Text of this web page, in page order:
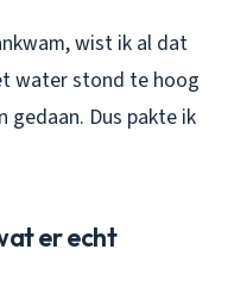
wist ik al dat
water stond te hoog
gedaan. Dus pakte ik
er echt